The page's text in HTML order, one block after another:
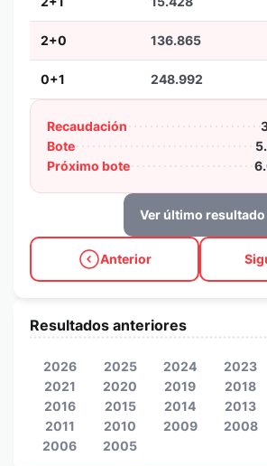
2+0 136.865
0+1 248.992
Recaudación
Bote
Próximo bote
Ver último resultado
Anterior
Resultados anteriores
2026 2025 2024 2023
2021
2020 2019 2018
2016
2015 2014 2013
2011
2010 2009 2008
2006
2005